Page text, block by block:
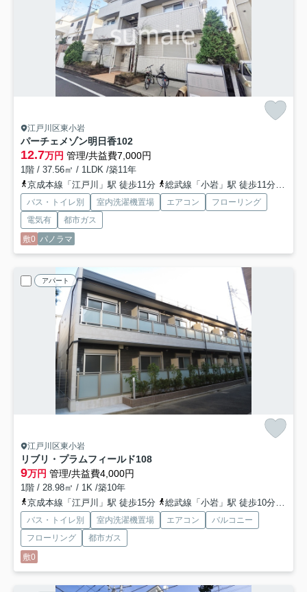
江戸川区東小岩
パーチェメゾン明日香102
12.7万円 管理/共益費7,000円
1階 / 37.56㎡ / 1LDK /築11年
京成本線「江戸川」駅 徒歩11分
総武線「小岩」駅 徒歩11分
バス・トイレ別 室内洗濯機置場 エアコン
フローリング
電気有
都市ガス
敷0 パノラマ
アパート
江戸川区東小岩
リブリ・プラムフィールド108
9万円 管理/共益費4,000円
1階 / 28.98㎡ / 1K /築10年
京成本線「江戸川」駅 徒歩15分
総武線「小岩」駅 徒歩10分
バス・トイレ別 室内洗濯機置場 エアコン
バルコニー
フローリング
都市ガス
敷0